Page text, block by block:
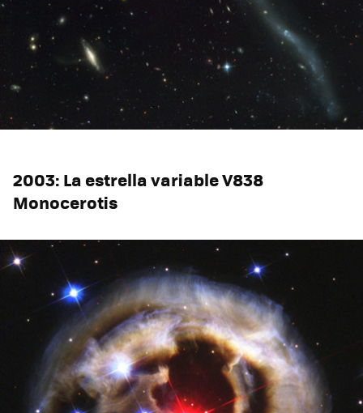
2003: La estrella variable V838
Monocerotis